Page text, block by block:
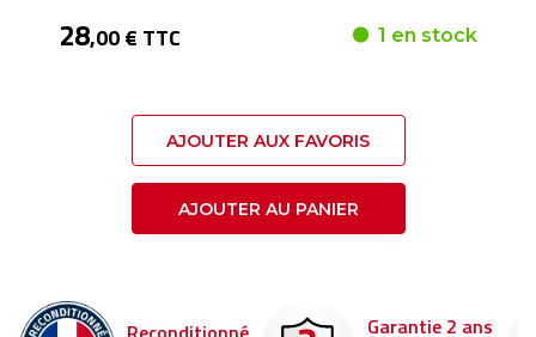
28,00 € TTC 1 en stock
AJOUTER AUX FAVORIS
AJOUTER AU PANIER
Garantie 2 ans